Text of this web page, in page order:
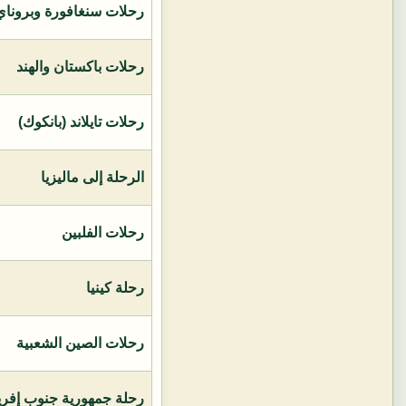
رحلات سنغافورة
رحلات باكستان والهند
رحلات تايلاند (بانكوك)
الرحلة إلى ماليزيا
رحلات الفلبين
رحلة كينيا
رحلات الصين الشعبية
رحلة جمهورية جنوب